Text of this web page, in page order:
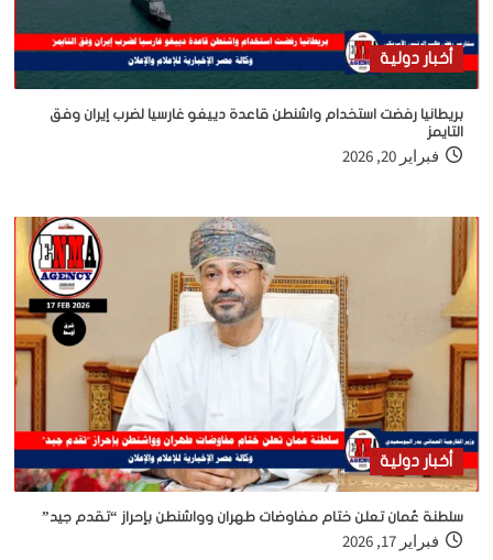
أخبار دولية
بريطانيا رفضت استخدام واشنطن قاعدة دييغو غارسيا لضرب إيران وفق
التايمز
فبراير 20, 2026
أخبار دولية
سلطنة عُمان تعلن ختام مفاوضات طهران وواشنطن بإحراز “تقدم جيد”
فبراير 17, 2026